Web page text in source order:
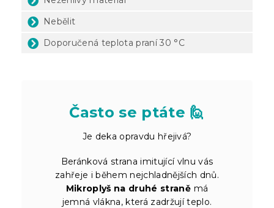
Nebělit
Doporučená teplota praní 30 °C
Často se ptáte 🙋
Je deka opravdu hřejivá?
Beránková strana imitující vlnu vás
zahřeje i během nejchladnějších dnů.
Mikroplyš na druhé straně má
jemná vlákna, která zadržují teplo.